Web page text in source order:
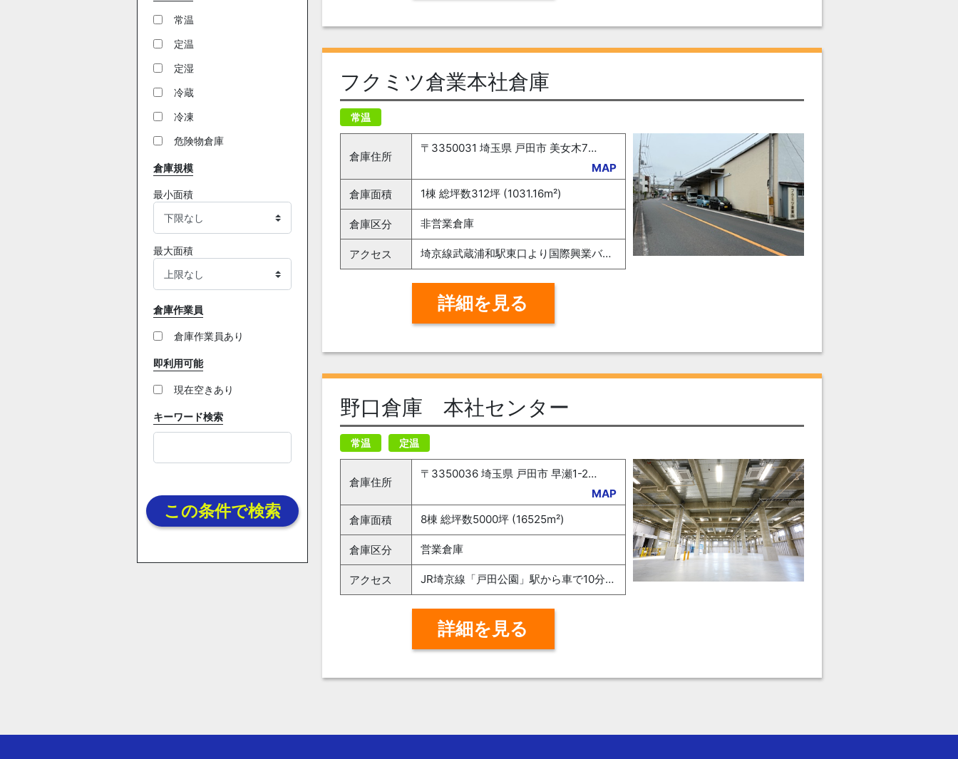
常温
定温
定湿
冷蔵
冷凍
危険物倉庫
倉庫規模
最小面積
最大面積
倉庫作業員
倉庫作業員あり
即利用可能
現在空きあり
キーワード検索
この条件で検索
フクミツ倉業本社倉庫
常温
倉庫住所
〒3350031 埼玉県 戸田市 美女木7-13-7
MAP
倉庫面積
1棟 総坪数312坪 (1031.16m²)
倉庫区分 非営業倉庫
アクセス 埼京線武蔵浦和駅東口より国際興業バス2番乗場-武浦01下笹目行～約15分美谷本小学校入口下車～進行方向徒歩1分左手
詳細を見る
野口倉庫 本社センター
常温 定温
倉庫住所
〒3350036 埼玉県 戸田市 早瀬1-24-1
MAP
倉庫面積
8棟 総坪数5000坪 (16525m²)
倉庫区分 営業倉庫
アクセス JR埼京線「戸田公園」駅から車で10分 ／ 都営三田線「西高島平」駅から車で10分 ／ 国際興業バス「戸田競艇場入口」バス停から徒歩10分
詳細を見る